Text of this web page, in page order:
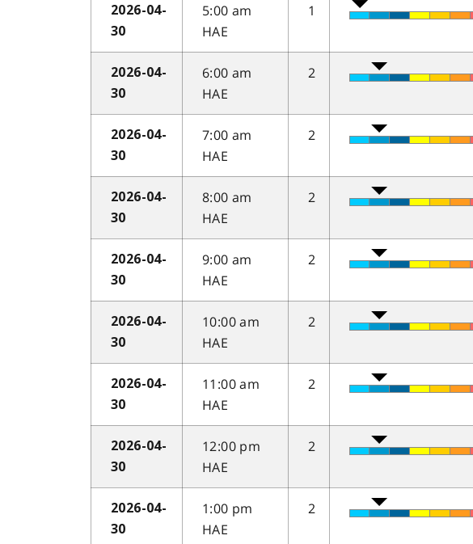
2026-04-
30
5:00 am
HAE
1
2026-04-
30
6:00 am
HAE
2
2026-04-
30
7:00 am
HAE
2
2026-04-
30
8:00 am
HAE
2
2026-04-
30
9:00 am
HAE
2
2026-04-
30
10:00 am
HAE
2
2026-04-
30
11:00 am
HAE
2
2026-04-
30
12:00 pm
HAE
2
2026-04-
30
1:00 pm
HAE
2